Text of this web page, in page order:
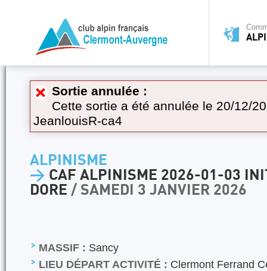
Sortie annulée :
Cette sortie a été annulée le 20/12/
JeanlouisR-ca4
ALPINISME
> CAF ALPINISME 2026-01-03
DORE / SAMEDI 3 JANVIER 2026
MASSIF : Sancy
LIEU DÉPART ACTIVITÉ : Clermont Ferrand